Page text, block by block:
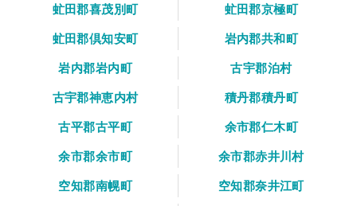
虻田郡喜茂別町
虻田郡京極町
虻田郡倶知安町
岩内郡共和町
岩内郡岩内町
古宇郡泊村
古宇郡神恵内村
積丹郡積丹町
古平郡古平町
余市郡仁木町
余市郡余市町
余市郡赤井川村
空知郡南幌町
空知郡奈井江町